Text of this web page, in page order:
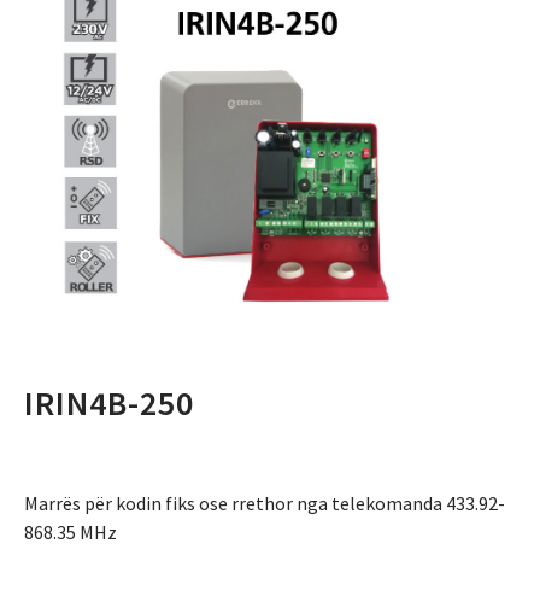
IRIN4B-250
Marrës për kodin fiks ose rrethor nga telekomanda 433.92-
868.35 MHz